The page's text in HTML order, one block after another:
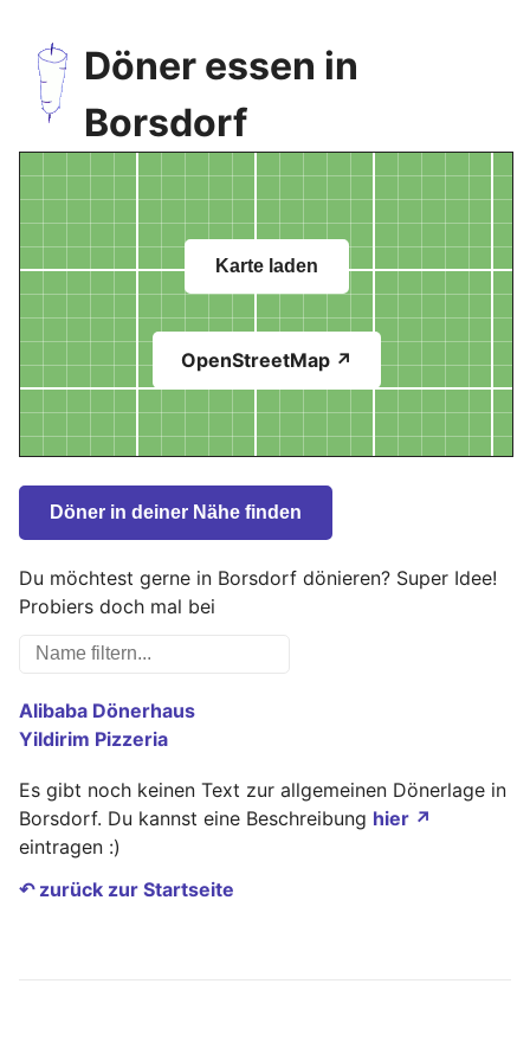
Döner essen in
Borsdorf
Karte laden
OpenStreetMap ↗
Döner in deiner Nähe finden
Du möchtest gerne in Borsdorf dönieren? Super Idee!
Probiers doch mal bei
Alibaba Dönerhaus
Yildirim Pizzeria
Es gibt noch keinen Text zur allgemeinen Dönerlage in
Borsdorf. Du kannst eine Beschreibung hier ↗
eintragen :)
↶ zurück zur Startseite